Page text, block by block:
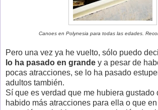
Canoes en Polynesia para todas las edades.
Pero una vez ya he vuelto, sólo puedo
lo ha pasado en grande y a pesar de
pocas atracciones, se lo ha pasado
adultos también.
Sí que es verdad que me hubiera gustado
habido más atracciones para ella o que